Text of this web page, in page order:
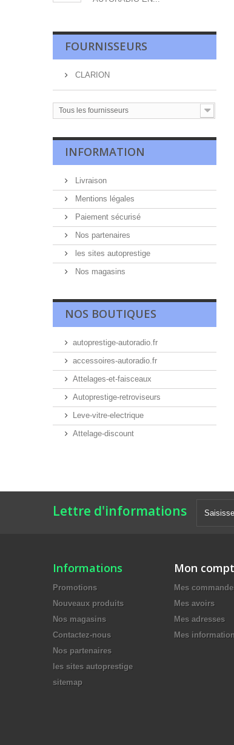
FOURNISSEURS
CLARION
Tous les fournisseurs
INFORMATION
Livraison
Mentions légales
Paiement sécurisé
Nos partenaires
les sites autoprestige
Nos magasins
NOS BOUTIQUES
autoprestige-autoradio.fr
accessoires-autoradio.fr
Attelages-et-faisceaux
Autoprestige-retroviseurs
Leve-vitre-electrique
Attelage-discount
Lettre d'informations
Informations
Promotions
Nouveaux produits
Nos magasins
Contactez-nous
Nos partenaires
les sites autoprestige
sitemap
Mon
Mes
Mes avoirs
Mes adresses
Mes